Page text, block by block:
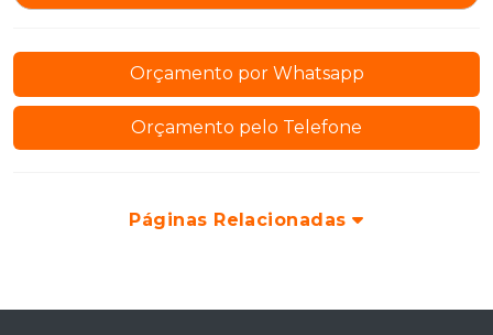
Orçamento por Whatsapp
Orçamento pelo Telefone
Páginas Relacionadas